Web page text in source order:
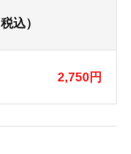
込）
2,750円